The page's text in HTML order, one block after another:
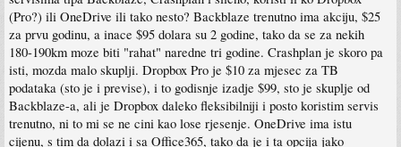
(Pro?) ili OneDrive ili tako nesto? Backblaze trenutno ima akciju, $25
za prvu godinu, a inace $95 dolara su 2 godine, tako da se za nekih
180-190km moze biti "rahat" naredne tri godine. Crashplan je skoro pa
isti, mozda malo skuplji. Dropbox Pro je $10 za mjesec za TB
podataka (sto je i previse), i to godisnje izadje $99, sto je skuplje od
Backblaze-a, ali je Dropbox daleko fleksibilniji i posto koristim servis
trenutno, ni to mi se ne cini kao lose rjesenje. OneDrive ima istu
cijenu, s tim da dolazi i sa Office365, tako da je i ta opcija jako